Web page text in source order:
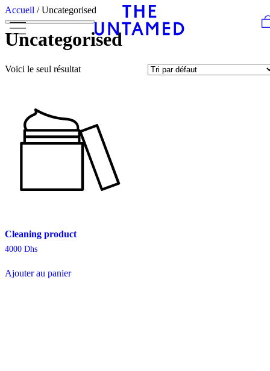
Skip to content
Accueil / Uncategorised
Uncategorised
Voici le seul résultat
Cleaning product
4000 Dhs
Ajouter au panier